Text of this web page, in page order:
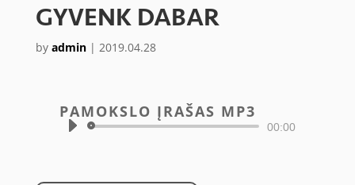
GYVENK DABAR
by admin| 2019.04.28
PAMOKSLO ĮRAŠAS MP3
Audio
00:00